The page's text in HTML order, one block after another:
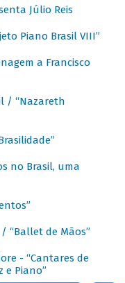
Júlio Reis
Piano Brasil VIII”
a Francisco
/ “Nazareth
no Brasil, uma
“Ballet de Mãos”
- “Cantares de
e Piano”